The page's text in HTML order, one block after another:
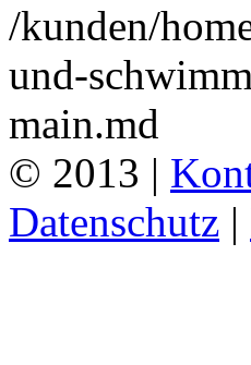
/kunden/
und-
main.md
© 2013 |
Datenschutz |